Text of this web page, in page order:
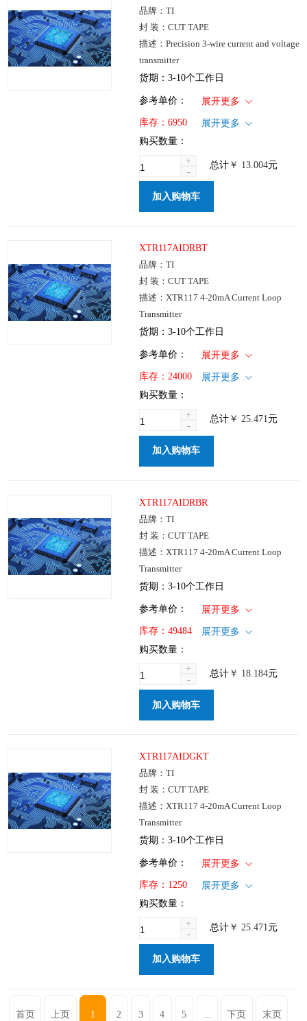
品牌：TI
封 装：CUT TAPE
描述：Precision 3-wire current and voltage
transmitter
货期：3-10个工作日
参考单价： 1+: ￥13.004
: ￥10.504
展开更多
库存： 6950
仓库：国内
展开更多
购买数量：
+
-
总计￥ 13.004元
加入购物车
XTR117AIDRBT
品牌：TI
封 装：CUT TAPE
描述：XTR117 4-20mA Current Loop
Transmitter
货期：3-10个工作日
参考单价： 1+: ￥25.471
100+: ￥20.564
展开更多
库存： 24000
仓库：国内
展开更多
购买数量：
+
-
总计￥ 25.471元
加入购物车
XTR117AIDRBR
品牌：TI
封 装：CUT TAPE
描述：XTR117 4-20mA Current Loop
Transmitter
货期：3-10个工作日
参考单价： 1+: ￥18.184
: ￥14.686
展开更多
库存： 49484
仓库：国内
展开更多
购买数量：
+
-
总计￥ 18.184元
加入购物车
XTR117AIDGKT
品牌：TI
封 装：CUT TAPE
描述：XTR117 4-20mA Current Loop
Transmitter
货期：3-10个工作日
参考单价： 1+: ￥25.471
100+: ￥20.564
展开更多
库存： 1250
仓库：国内
展开更多
购买数量：
+
-
总计￥ 25.471元
加入购物车
首页 上页 1 2 3 4 5 ... 下页 末页